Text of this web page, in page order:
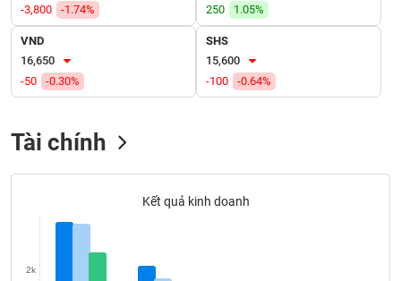
-3,800
-1.74%
250
1.05%
VND
16,650
-50
-0.30%
SHS
15,600
-100
-0.64%
Tài chính
Kết quả kinh doanh
2k
Mã
chứng
khoán
(-)
Tất cả Chứng chỉ quỹ
Lãnh
đạo
Người nội bộ Người liên quan
tức